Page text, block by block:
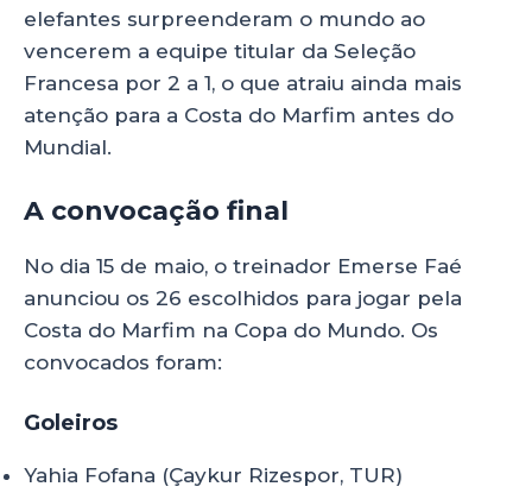
elefantes surpreenderam o mundo ao
vencerem a equipe titular da Seleção
Francesa por 2 a 1, o que atraiu ainda mais
atenção para a Costa do Marfim antes do
Mundial.
A convocação final
No dia 15 de maio, o treinador Emerse Faé
anunciou os 26 escolhidos para jogar pela
Costa do Marfim na Copa do Mundo. Os
convocados foram:
Goleiros
Yahia Fofana (Çaykur Rizespor, TUR)